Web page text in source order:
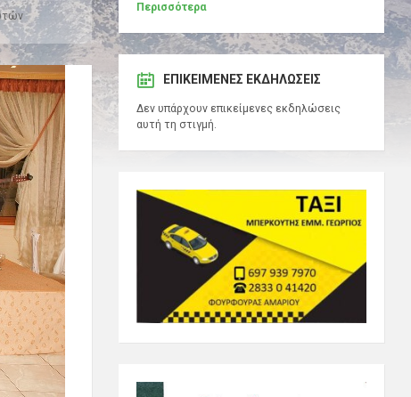
Περισσότερα
ΕΠΙΚΕΊΜΕΝΕΣ ΕΚΔΗΛΏΣΕΙΣ
Δεν υπάρχουν επικείμενες εκδηλώσεις
αυτή τη στιγμή.